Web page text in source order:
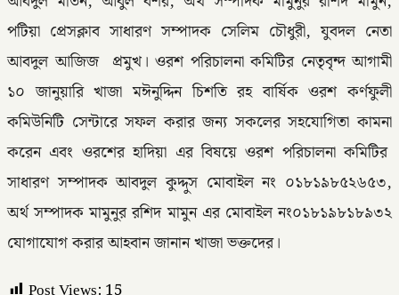
পটিয়া প্রেসক্লাব সাধারণ সম্পাদক সেলিম চৌধুরী, যুবদল নেতা
আবদুল আজিজ প্রমুখ। ওরশ পরিচালনা কমিটির নেতৃবৃন্দ আগামী
১০ জানুয়ারি খাজা মঈনুদ্দিন চিশতি রহ বার্ষিক ওরশ কর্ণফুলী
কমিউনিটি সেন্টারে সফল করার জন্য সকলের সহযোগিতা কামনা
করেন এবং ওরশের হাদিয়া এর বিষয়ে ওরশ পরিচালনা কমিটির
সাধারণ সম্পাদক আবদুল কুদ্দুস মোবাইল নং ০১৮১৯৮৫২৬৫৩,
অর্থ সম্পাদক মামুনুর রশিদ মামুন এর মোবাইল নং০১৮১৯৮১৮৯৩২
যোগাযোগ করার আহবান জানান খাজা ভক্তদের।